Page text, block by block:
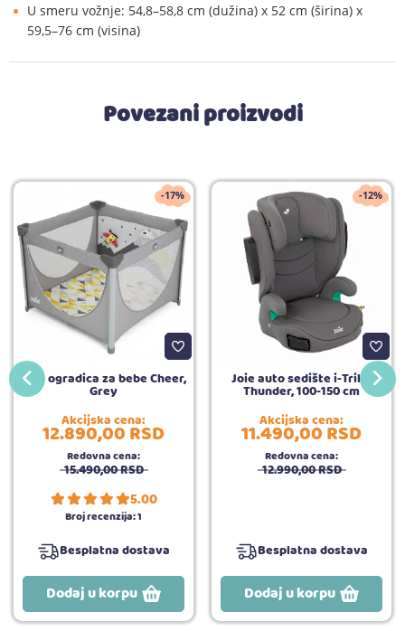
U smeru vožnje: 54,8–58,8 cm (dužina) x 52 cm (širina) x
59,5–76 cm (visina)
Povezani proizvodi
-17%
Joie ogradica za bebe Cheer,
Grey
Akcijska cena:
12.890,00RSD
Redovna cena:
15.490,00RSD
5.00
Broj recenzija:1
Besplatna dostava
Dodaj u korpu
-12%
Joie auto sedište i-Trillo
Thunder, 100-150 cm
Akcijska cena:
11.490,00RSD
Redovna cena:
12.990,00RSD
Besplatna dostava
Dodaj u korpu